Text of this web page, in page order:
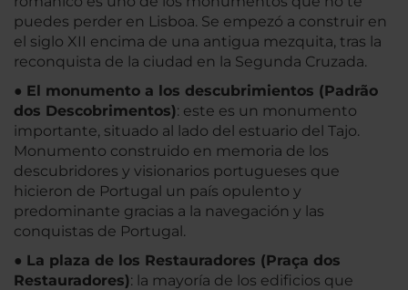
puedes perder en Lisboa. Se empezó a construir en
el siglo XII encima de una antigua mezquita, tras la
reconquista de la ciudad en la Segunda Cruzada.
● El monumento a los descubrimientos (Padrão
dos Descobrimentos): este es un monumento
importante, situado al lado del estuario del Tajo.
Monumento construido en memoria de los
descubridores y visionarios portugueses que
hicieron de Portugal un país opulento y
predominante gracias a la navegación y las
conquistas de Portugal.
● La plaza de los Restauradores (Praça dos
Restauradores): la mayoría de los edificios que